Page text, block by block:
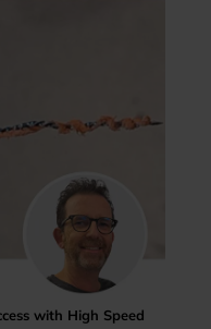
with High Speed